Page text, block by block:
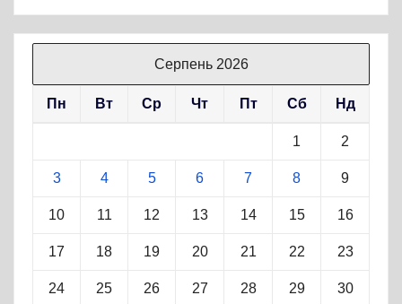
Серпень 2026
Пн Вт Ср Чт Пт Сб Нд
1 2
3 4 5 6 7 8 9
10 11 12 13 14 15 16
17 18 19 20 21 22 23
24 25 26 27 28 29 30